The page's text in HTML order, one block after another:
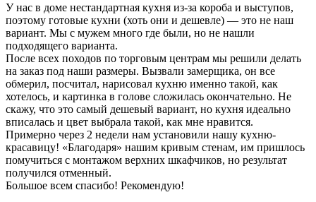
У нас в доме нестандартная кухня из-за короба и выступов,
поэтому готовые кухни (хоть они и дешевле) — это не наш
вариант. Мы с мужем много где были, но не нашли
подходящего варианта.
После всех походов по торговым центрам мы решили делать
на заказ под наши размеры. Вызвали замерщика, он все
обмерил, посчитал, нарисовал кухню именно такой, как
хотелось, и картинка в голове сложилась окончательно. Не
скажу, что это самый дешевый вариант, но кухня идеально
вписалась и цвет выбрала такой, как мне нравится.
Примерно через 2 недели нам установили нашу кухню-
красавицу! «Благодаря» нашим кривым стенам, им пришлось
помучиться с монтажом верхних шкафчиков, но результат
получился отменный.
Большое всем спасибо! Рекомендую!